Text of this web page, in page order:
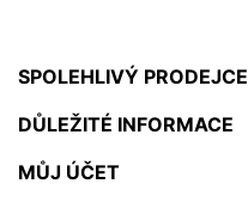
SPOLEHLIVÝ PRODEJCE
DŮLEŽITÉ INFORMACE
MŮJ ÚČET